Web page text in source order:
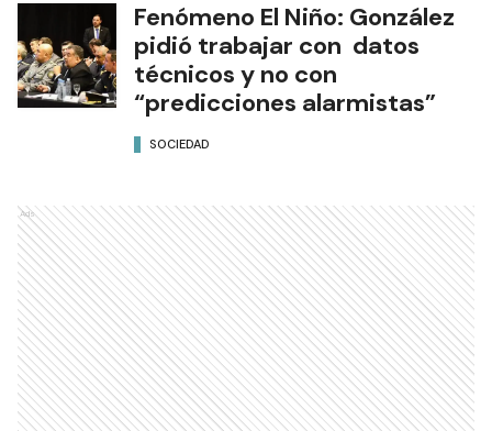
Fenómeno El Niño: González
pidió trabajar con datos
técnicos y no con
“predicciones alarmistas”
SOCIEDAD
Ads